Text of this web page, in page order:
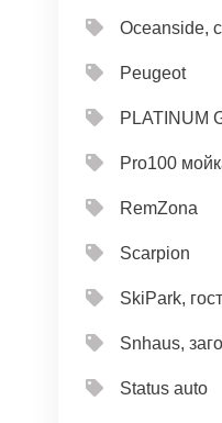
Oceanside,
Peugeot
PLATINUM
Pro100
RemZona
Scarpion
SkiPark,
Snhaus,
Status auto